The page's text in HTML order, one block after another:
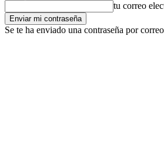
tu correo
Se te ha enviado una contraseña por